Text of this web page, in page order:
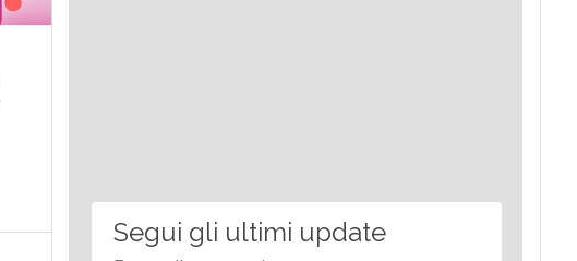
Segui gli ultimi update